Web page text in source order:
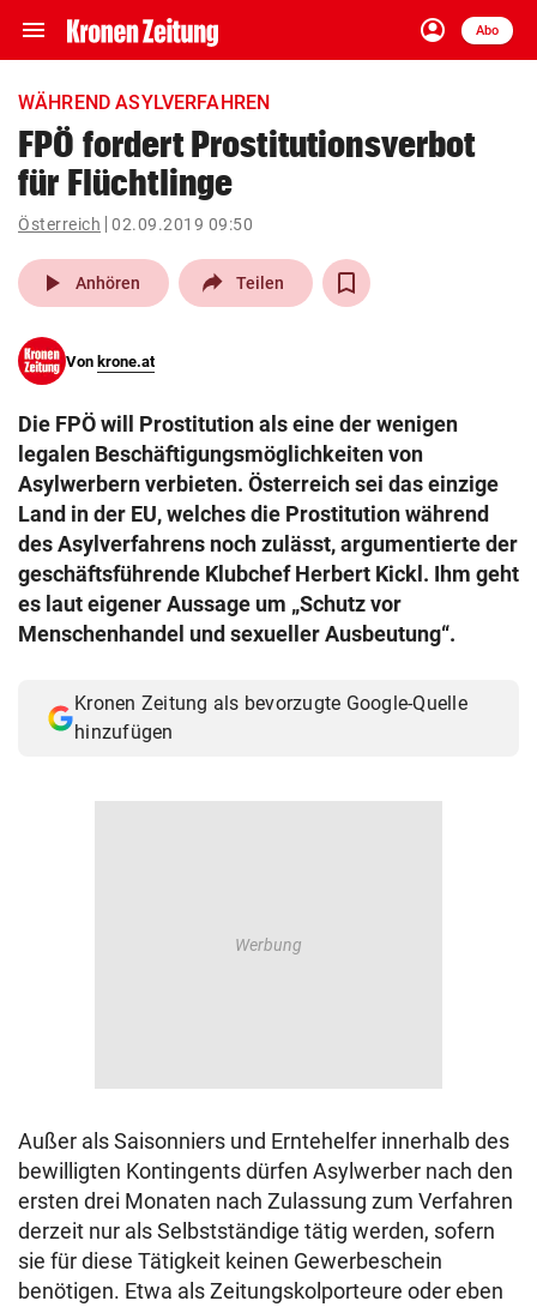
menu Navigation
ein-/ausklappen
account_circle
Anmelden
Abo
close Schließen
account_circle Anmelden
pin_drop
Wien arrow_right
search
Suchbegriff
eingeben
© Krone Multimedia GmbH & Co KG 2026
Muthgasse 2, 1190 Wien
WÄHREND ASYLVERFAHREN
FPÖ fordert Prostitutionsverbot
für Flüchtlinge
Österreich 02.09.2019 09:50
play_arrow Anhören Teilen
Von krone.at
Die FPÖ will Prostitution als eine der wenigen
legalen Beschäftigungsmöglichkeiten von
Asylwerbern verbieten. Österreich sei das einzige
Land in der EU, welches die Prostitution während
des Asylverfahrens noch zulässt, argumentierte der
geschäftsführende Klubchef Herbert Kickl. Ihm geht
es laut eigener Aussage um „Schutz vor
Menschenhandel und sexueller Ausbeutung“.
Kronen Zeitung als bevorzugte Google-Quelle
hinzufügen
Außer als Saisonniers und Erntehelfer innerhalb des
bewilligten Kontingents dürfen Asylwerber nach den
ersten drei Monaten nach Zulassung zum Verfahren
derzeit nur als Selbstständige tätig werden, sofern
sie für diese Tätigkeit keinen Gewerbeschein
benötigen. Etwa als Zeitungskolporteure oder eben